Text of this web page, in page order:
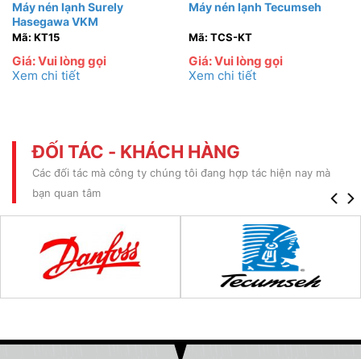
Máy nén lạnh Surely
Hasegawa VKM
Mã: KT15
Giá: Vui lòng gọi
Xem chi tiết
Máy nén lạnh Tecumseh
Mã: TCS-KT
Giá: Vui lòng gọi
Xem chi tiết
ĐỐI TÁC - KHÁCH HÀNG
Các đối tác mà công ty chúng tôi đang hợp tác hiện nay mà
bạn quan tâm